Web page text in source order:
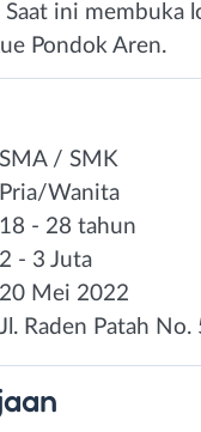
ini membuka
Pondok Aren.
SMA / SMK
Pria/Wanita
18 - 28 tahun
2 - 3 Juta
20 Mei 2022
Jl. Raden Patah No.